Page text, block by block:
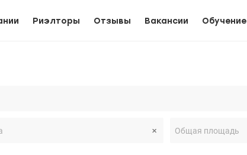
Риэлторы Отзывы Вакансии Обучение